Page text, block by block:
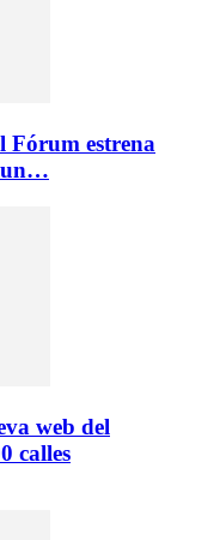
Fórum estrena
un…
web del
calles